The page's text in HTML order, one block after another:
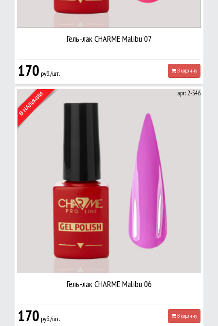
Гель-лак CHARME Malibu 07
170 руб./шт. В корзину
арт: 2-546
Гель-лак CHARME Malibu 06
170 руб./шт. В корзину